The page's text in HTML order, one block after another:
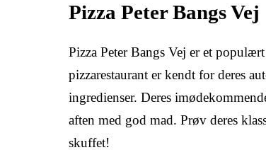
Pizza Peter Bangs Vej
Pizza Peter Bangs Vej er et
pizzarestaurant er kendt for deres
ingredienser. Deres
aften med god mad. Prøv deres
skuffet!